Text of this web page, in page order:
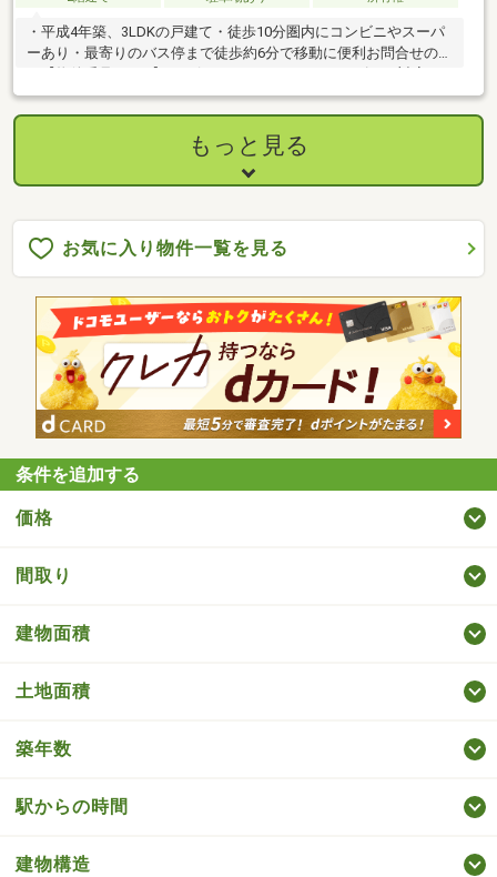
・平成4年築、3LDKの戸建て・徒歩10分圏内にコンビニやスーパ
ーあり・最寄りのバス停まで徒歩約6分で移動に便利お問合せの際
は【物件番号17111】とお伝えいただけるとスムーズにご対応で
きます。
もっと見る
お気に入り物件一覧を見る
条件を追加する
価格
間取り
建物面積
土地面積
築年数
駅からの時間
建物構造